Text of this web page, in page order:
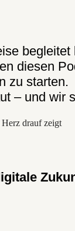
diesen
zu starten.
– und wir